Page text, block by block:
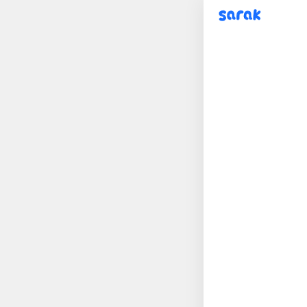
sarak